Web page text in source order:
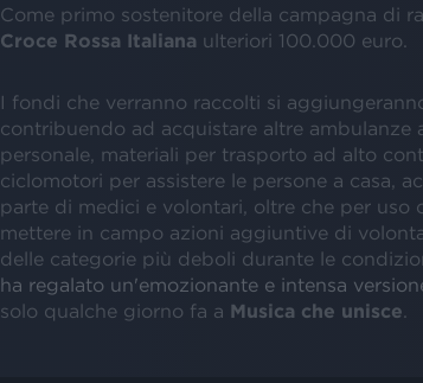
Come primo sostenitore della campagna di
Croce Rossa Italiana ulteriori 100.000 euro.
I fondi che verranno raccolti si
contribuendo ad acquistare altre ambulanze
personale, materiali per trasporto ad alto
ciclomotori per assistere le persone a casa,
parte di medici e volontari, oltre che per uso
mettere in campo azioni aggiuntive di
delle categorie più deboli durante le
ha regalato un'emozionante e intensa
solo qualche giorno fa a Musica che unisce